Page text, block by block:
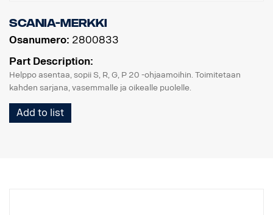
Scania-merkki
Osanumero: 2800833
Part Description:
Helppo asentaa, sopii S, R, G, P 20 -ohjaamoihin. Toimitetaan
kahden sarjana, vasemmalle ja oikealle puolelle.
Add to list